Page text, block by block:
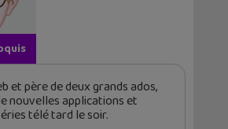
et père de deux grands ados,
nouvelles applications et
télé tard le soir.